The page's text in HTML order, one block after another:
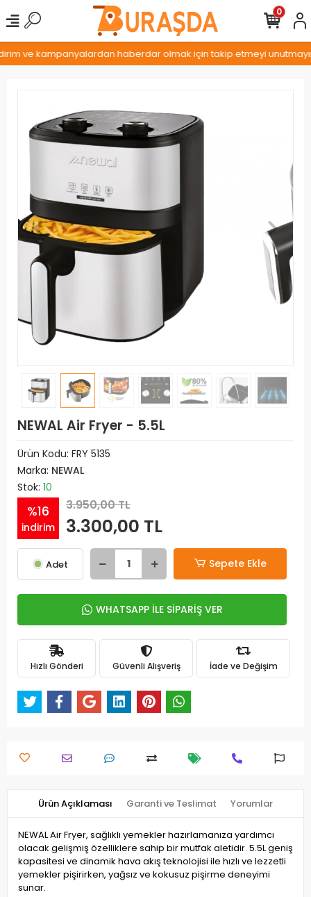
ve kampanyalardan haberdar olmak için takip etmeyi
0
NEWAL Air Fryer - 5.5L
Ürün Kodu: FRY 5135
Marka: NEWAL
Stok: 10
%16
indirim
3.950,00 TL
3.300,00 TL
Adet Sepete Ekle
WHATSAPP İLE SİPARİŞ VER
Hızlı Gönderi Güvenli Alışveriş İade ve Değişim
Ürün Açıklaması Garanti ve Teslimat Yorumlar
NEWAL Air Fryer, sağlıklı yemekler hazırlamanıza yardımcı
olacak gelişmiş özelliklere sahip bir mutfak aletidir. 5.5L geniş
kapasitesi ve dinamik hava akış teknolojisi ile hızlı ve lezzetli
yemekler pişirirken, yağsız ve kokusuz pişirme deneyimi
sunar.